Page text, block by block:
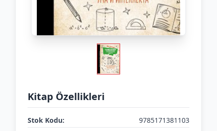
Kitap Özellikleri
Stok Kodu:
9785171381103